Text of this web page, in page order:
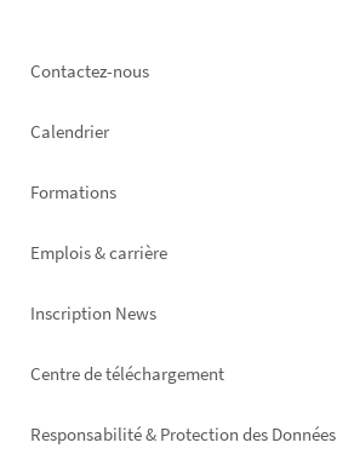
Footer
Contactez-nous
Calendrier
Formations
Emplois & carrière
Inscription News
Footer
Centre de téléchargement
Responsabilité & Protection des Données